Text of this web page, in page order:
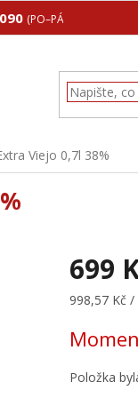
(PO–PÁ 8:00–17:00)
Viejo 0,7l 38%
699
Měrná
998,57 Kč /
Položka